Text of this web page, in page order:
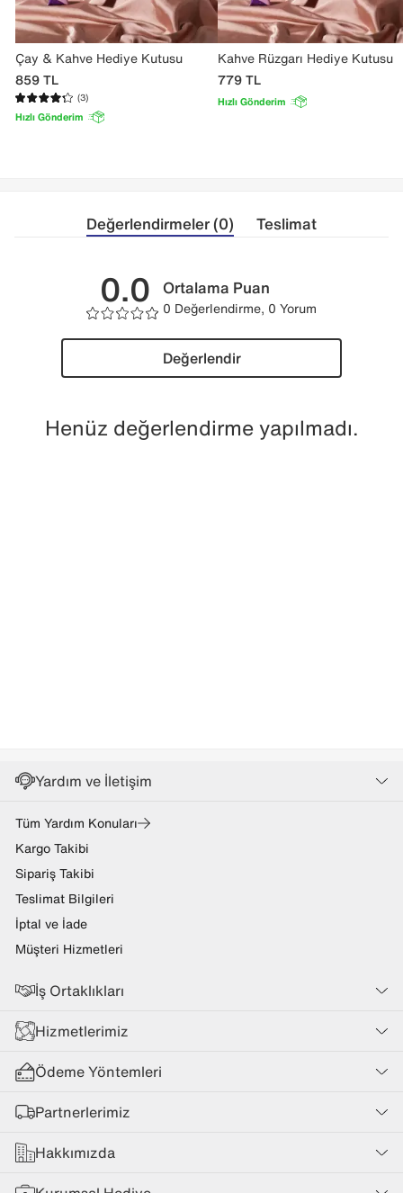
Çay & Kahve Hediye Kutusu
859TL
(3)
Hızlı Gönderim
Kahve Rüzgarı Hediye Kutusu
779TL
Hızlı Gönderim
Değerlendirmeler (0) Teslimat
0.0 Ortalama Puan
0 Değerlendirme, 0 Yorum
Değerlendir
Henüz değerlendirme yapılmadı.
Yardım ve İletişim
Tüm Yardım Konuları
Kargo Takibi
Sipariş Takibi
Teslimat Bilgileri
İptal ve İade
Müşteri Hizmetleri
İş Ortaklıkları
Hizmetlerimiz
Ödeme Yöntemleri
Partnerlerimiz
Hakkımızda